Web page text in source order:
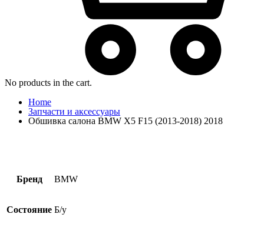
No products in the cart.
Home
Запчасти и аксессуары
Обшивка салона BMW X5 F15 (2013-2018) 2018
Бренд BMW
Состояние Б/у